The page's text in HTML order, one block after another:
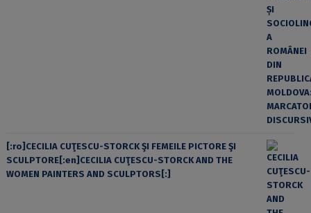
[:ro]CECILIA CUŢESCU-STORCK ŞI FEMEILE PICTORE ŞI
SCULPTORE[:en]CECILIA CUŢESCU-STORCK AND THE
WOMEN PAINTERS AND SCULPTORS[:]